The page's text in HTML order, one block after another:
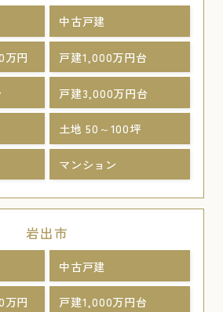
中古戸建
万円 戸建1,000万円台
戸建3,000万円台
土地 50～100坪
マンション
岩出市
中古戸建
万円 戸建1,000万円台